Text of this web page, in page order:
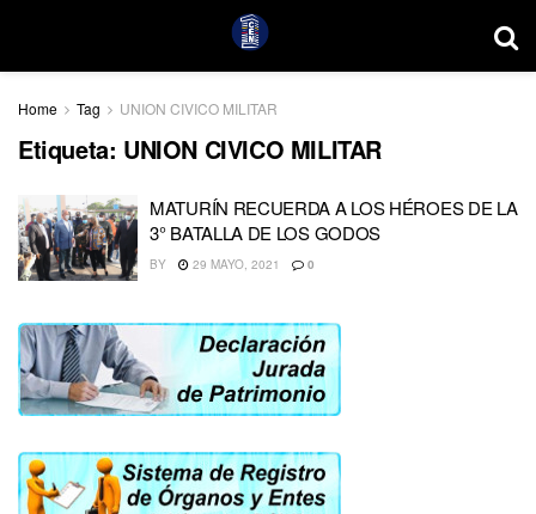
Home Tag UNION CIVICO MILITAR
Etiqueta: UNION CIVICO MILITAR
MATURÍN RECUERDA A LOS HÉROES DE LA
3° BATALLA DE LOS GODOS
BY 29 MAYO, 2021 0